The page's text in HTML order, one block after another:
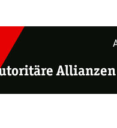
Allianzen